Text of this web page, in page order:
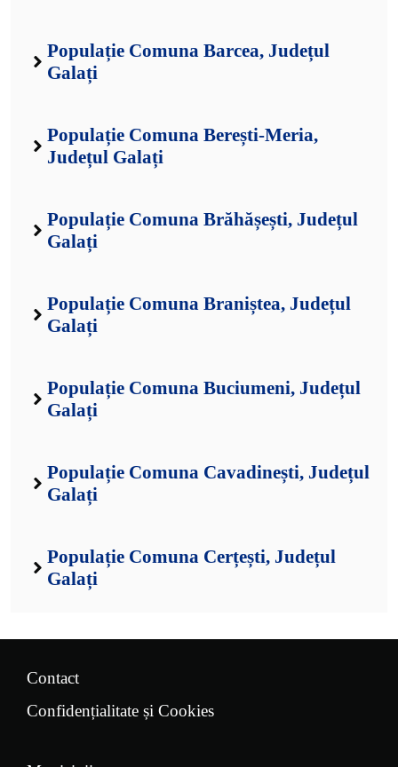
Populație Comuna Barcea, Județul
Galați
Populație Comuna Berești-Meria,
Județul Galați
Populație Comuna Brăhășești, Județul
Galați
Populație Comuna Braniștea, Județul
Galați
Populație Comuna Buciumeni, Județul
Galați
Populație Comuna Cavadinești, Județul
Galați
Populație Comuna Cerțești, Județul
Galați
Contact
Confidențialitate și Cookies